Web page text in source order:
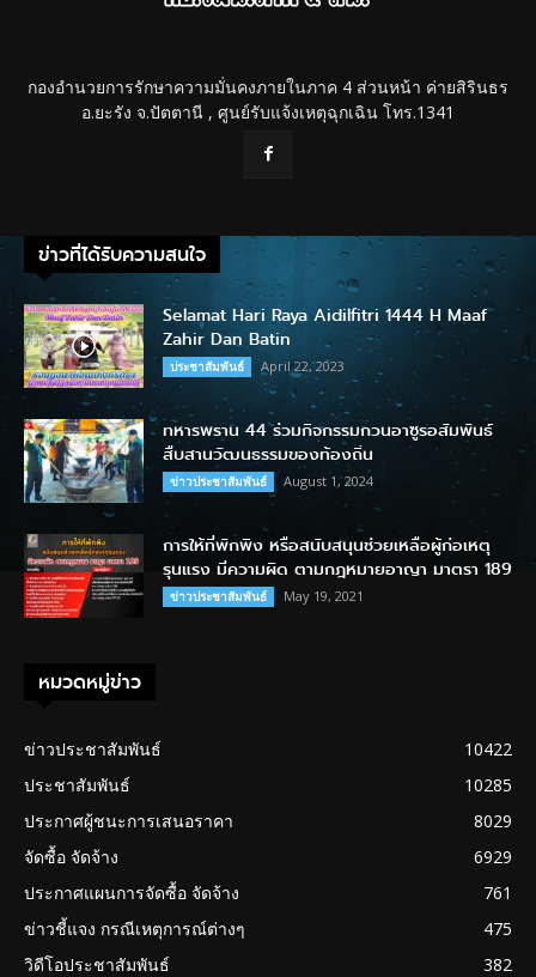
กองอำนวยการรักษาความมั่นคงภายในภาค 4 ส่วนหน้า ค่ายสิรินธร
อ.ยะรัง จ.ปัตตานี , ศูนย์รับแจ้งเหตุฉุกเฉิน โทร.1341
ข่าวที่ได้รับความสนใจ
Selamat Hari Raya Aidilfitri 1444 H Maaf
Zahir Dan Batin
ประชาสัมพันธ์ April 22, 2023
ทหารพราน 44 ร่วมกิจกรรมกวนอาซูรอสัมพันธ์
สืบสานวัฒนธรรมของท้องถิ่น
ข่าวประชาสัมพันธ์ August 1, 2024
การให้ที่พักพิง หรือสนับสนุนช่วยเหลือผู้ก่อเหตุ
รุนแรง มีความผิด ตามกฎหมายอาญา มาตรา 189
ข่าวประชาสัมพันธ์ May 19, 2021
หมวดหมู่ข่าว
ข่าวประชาสัมพันธ์
10422
ประชาสัมพันธ์
10285
ประกาศผู้ชนะการเสนอราคา
8029
จัดซื้อ จัดจ้าง
6929
ประกาศแผนการจัดซื้อ จัดจ้าง
761
ข่าวชี้แจง กรณีเหตุการณ์ต่างๆ
475
วิดีโอประชาสัมพันธ์
382